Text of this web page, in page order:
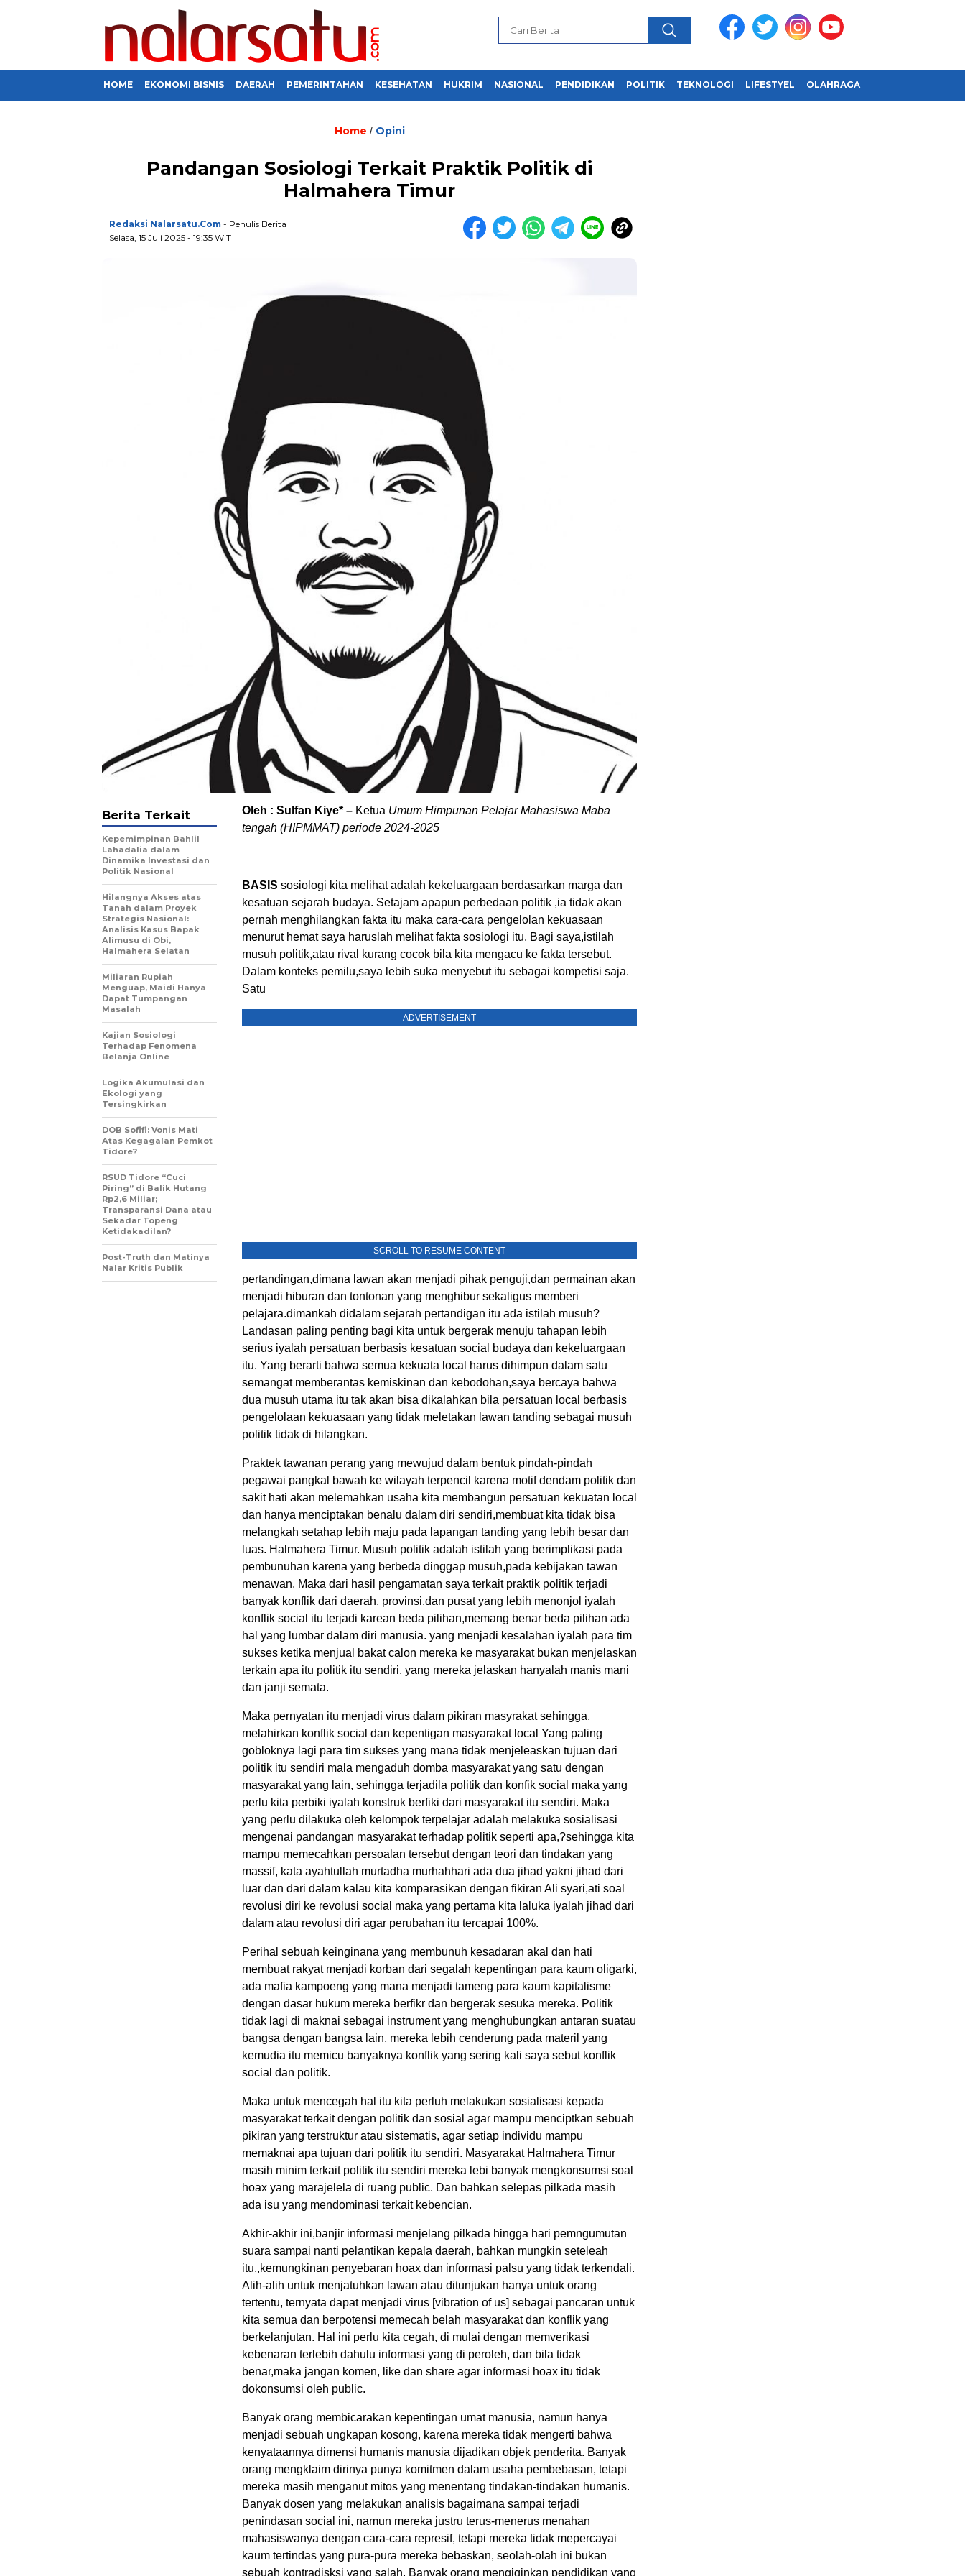
HOME EKONOMI BISNIS DAERAH PEMERINTAHAN KESEHATAN HUKRIM NASIONAL PENDIDIKAN POLITIK TEKNOLOGI LIFESTYEL OLAHRAGA
Home / Opini
Pandangan Sosiologi Terkait Praktik Politik di
Halmahera Timur
Redaksi Nalarsatu.com - Penulis Berita
Selasa, 15 Juli 2025 - 19:35 WIT
Oleh : Sulfan Kiye* – Ketua Umum Himpunan Pelajar Mahasiswa Maba
tengah (HIPMMAT) periode 2024-2025
BASIS sosiologi kita melihat adalah kekeluargaan berdasarkan marga dan
kesatuan sejarah budaya. Setajam apapun perbedaan politik ,ia tidak akan
pernah menghilangkan fakta itu maka cara-cara pengelolan kekuasaan
menurut hemat saya haruslah melihat fakta sosiologi itu. Bagi saya,istilah
musuh politik,atau rival kurang cocok bila kita mengacu ke fakta tersebut.
Dalam konteks pemilu,saya lebih suka menyebut itu sebagai kompetisi saja.
Satu
ADVERTISEMENT
SCROLL TO RESUME CONTENT
pertandingan,dimana lawan akan menjadi pihak penguji,dan permainan akan
menjadi hiburan dan tontonan yang menghibur sekaligus memberi
pelajara.dimankah didalam sejarah pertandigan itu ada istilah musuh?
Landasan paling penting bagi kita untuk bergerak menuju tahapan lebih
serius iyalah persatuan berbasis kesatuan social budaya dan kekeluargaan
itu. Yang berarti bahwa semua kekuata local harus dihimpun dalam satu
semangat memberantas kemiskinan dan kebodohan,saya bercaya bahwa
dua musuh utama itu tak akan bisa dikalahkan bila persatuan local berbasis
pengelolaan kekuasaan yang tidak meletakan lawan tanding sebagai musuh
politik tidak di hilangkan.
Praktek tawanan perang yang mewujud dalam bentuk pindah-pindah
pegawai pangkal bawah ke wilayah terpencil karena motif dendam politik dan
sakit hati akan melemahkan usaha kita membangun persatuan kekuatan local
dan hanya menciptakan benalu dalam diri sendiri,membuat kita tidak bisa
melangkah setahap lebih maju pada lapangan tanding yang lebih besar dan
luas. Halmahera Timur. Musuh politik adalah istilah yang berimplikasi pada
pembunuhan karena yang berbeda dinggap musuh,pada kebijakan tawan
menawan. Maka dari hasil pengamatan saya terkait praktik politik terjadi
banyak konflik dari daerah, provinsi,dan pusat yang lebih menonjol iyalah
konflik social itu terjadi karean beda pilihan,memang benar beda pilihan ada
hal yang lumbar dalam diri manusia. yang menjadi kesalahan iyalah para tim
sukses ketika menjual bakat calon mereka ke masyarakat bukan menjelaskan
terkain apa itu politik itu sendiri, yang mereka jelaskan hanyalah manis mani
dan janji semata.
Maka pernyatan itu menjadi virus dalam pikiran masyrakat sehingga,
melahirkan konflik social dan kepentigan masyarakat local Yang paling
gobloknya lagi para tim sukses yang mana tidak menjeleaskan tujuan dari
politik itu sendiri mala mengaduh domba masyarakat yang satu dengan
masyarakat yang lain, sehingga terjadila politik dan konfik social maka yang
perlu kita perbiki iyalah konstruk berfiki dari masyarakat itu sendiri. Maka
yang perlu dilakuka oleh kelompok terpelajar adalah melakuka sosialisasi
mengenai pandangan masyarakat terhadap politik seperti apa,?sehingga kita
mampu memecahkan persoalan tersebut dengan teori dan tindakan yang
massif, kata ayahtullah murtadha murhahhari ada dua jihad yakni jihad dari
luar dan dari dalam kalau kita komparasikan dengan fikiran Ali syari,ati soal
revolusi diri ke revolusi social maka yang pertama kita laluka iyalah jihad dari
dalam atau revolusi diri agar perubahan itu tercapai 100%.
Perihal sebuah keinginana yang membunuh kesadaran akal dan hati
membuat rakyat menjadi korban dari segalah kepentingan para kaum oligarki,
ada mafia kampoeng yang mana menjadi tameng para kaum kapitalisme
dengan dasar hukum mereka berfikr dan bergerak sesuka mereka. Politik
tidak lagi di maknai sebagai instrument yang menghubungkan antaran suatau
bangsa dengan bangsa lain, mereka lebih cenderung pada materil yang
kemudia itu memicu banyaknya konflik yang sering kali saya sebut konflik
social dan politik.
Maka untuk mencegah hal itu kita perluh melakukan sosialisasi kepada
masyarakat terkait dengan politik dan sosial agar mampu menciptkan sebuah
pikiran yang terstruktur atau sistematis, agar setiap individu mampu
memaknai apa tujuan dari politik itu sendiri. Masyarakat Halmahera Timur
masih minim terkait politik itu sendiri mereka lebi banyak mengkonsumsi soal
hoax yang marajelela di ruang public. Dan bahkan selepas pilkada masih
ada isu yang mendominasi terkait kebencian.
Akhir-akhir ini,banjir informasi menjelang pilkada hingga hari pemngumutan
suara sampai nanti pelantikan kepala daerah, bahkan mungkin seteleah
itu,,kemungkinan penyebaran hoax dan informasi palsu yang tidak terkendali.
Alih-alih untuk menjatuhkan lawan atau ditunjukan hanya untuk orang
tertentu, ternyata dapat menjadi virus [vibration of us] sebagai pancaran untuk
kita semua dan berpotensi memecah belah masyarakat dan konflik yang
berkelanjutan. Hal ini perlu kita cegah, di mulai dengan memverikasi
kebenaran terlebih dahulu informasi yang di peroleh, dan bila tidak
benar,maka jangan komen, like dan share agar informasi hoax itu tidak
dokonsumsi oleh public.
Banyak orang membicarakan kepentingan umat manusia, namun hanya
menjadi sebuah ungkapan kosong, karena mereka tidak mengerti bahwa
kenyataannya dimensi humanis manusia dijadikan objek penderita. Banyak
orang mengklaim dirinya punya komitmen dalam usaha pembebasan, tetapi
mereka masih menganut mitos yang menentang tindakan-tindakan humanis.
Banyak dosen yang melakukan analisis bagaimana sampai terjadi
penindasan social ini, namun mereka justru terus-menerus menahan
mahasiswanya dengan cara-cara represif, tetapi mereka tidak mepercayai
kaum tertindas yang pura-pura mereka bebaskan, seolah-olah ini bukan
sebuah kontradisksi yang salah. Banyak orang mengiginkan pendidikan yang
Berita Terkait
Kepemimpinan Bahlil
Lahadalia dalam
Dinamika Investasi dan
Politik Nasional
Hilangnya Akses atas
Tanah dalam Proyek
Strategis Nasional:
Analisis Kasus Bapak
Alimusu di Obi,
Halmahera Selatan
Miliaran Rupiah
Menguap, Maidi Hanya
Dapat Tumpangan
Masalah
Kajian Sosiologi
Terhadap Fenomena
Belanja Online
Logika Akumulasi dan
Ekologi yang
Tersingkirkan
DOB Sofifi: Vonis Mati
Atas Kegagalan Pemkot
Tidore?
RSUD Tidore “Cuci
Piring” di Balik Hutang
Rp2,6 Miliar;
Transparansi Dana atau
Sekadar Topeng
Ketidakadilan?
Post-Truth dan Matinya
Nalar Kritis Publik